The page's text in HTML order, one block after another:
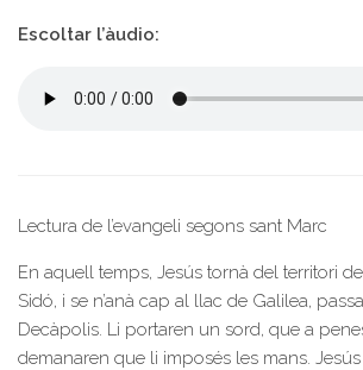
Contacte
Escoltar l’àudio:
Lectura de l’evangeli segons sant Marc
En aquell temps, Jesús tornà del territori
Sidó, i se n’anà cap al llac de Galilea,
Decàpolis. Li portaren un sord, que a
demanaren que li imposés les mans. Jesús